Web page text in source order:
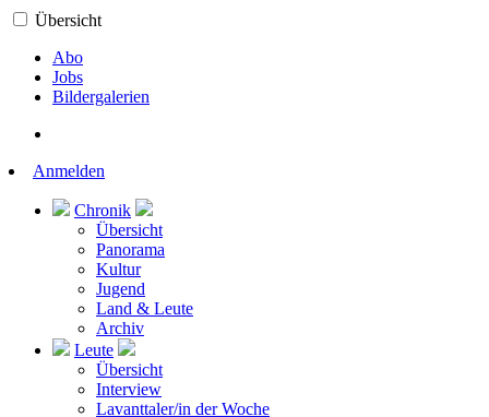
Übersicht
Abo
Jobs
Bildergalerien
Anmelden
Chronik
Übersicht
Panorama
Kultur
Jugend
Land & Leute
Archiv
Leute
Übersicht
Interview
Lavanttaler/in der Woche